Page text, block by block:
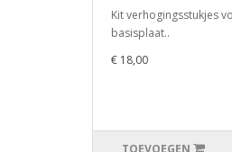
Kit verhogingsstukjes
basisplaat..
€ 18,00
TOEVOEGEN